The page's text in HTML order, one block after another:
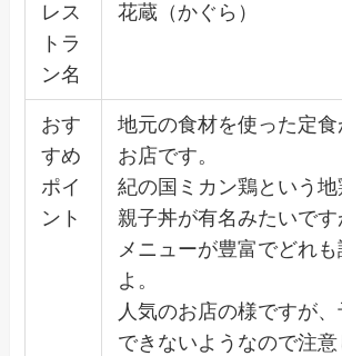
レス
トラ
ン名
花蔵（かぐら）
おす
すめ
ポイ
ント
地元の食材を使った定
お店です。
紀の国ミカン鶏という地
親子丼が有名みたいです
メニューが豊富でどれ
よ。
人気のお店の様ですが
できないようなので注意